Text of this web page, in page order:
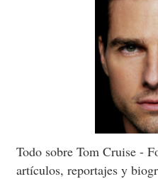
Todo sobre Tom Cruise -
artículos, reportajes y